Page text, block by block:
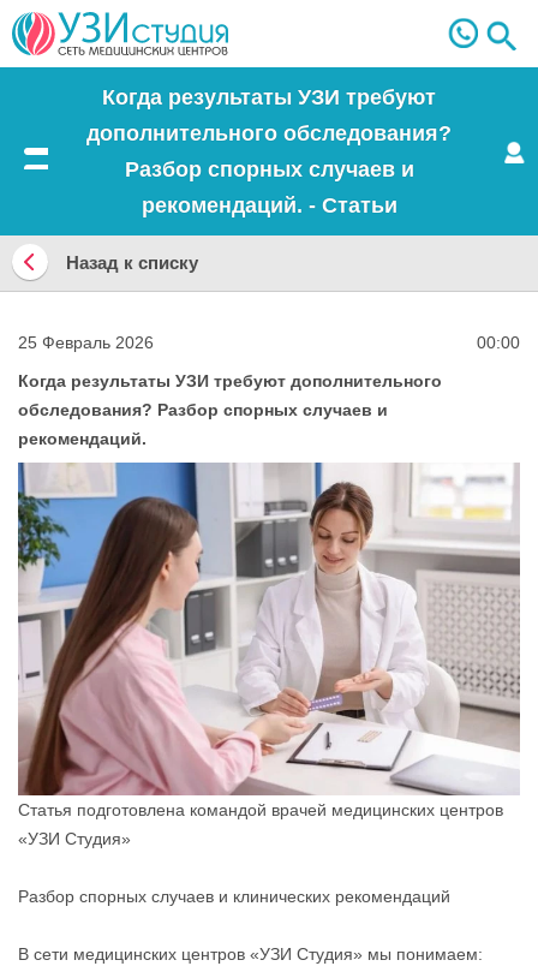
Когда результаты УЗИ требуют
дополнительного обследования?
Разбор спорных случаев и
рекомендаций. - Статьи
Назад
к
списку
Назад к списку
25 Февраль 2026
00:00
Когда результаты УЗИ требуют дополнительного
обследования? Разбор спорных случаев и
рекомендаций.
Статья подготовлена командой врачей медицинских центров
«УЗИ Студия»
Разбор спорных случаев и клинических рекомендаций
В сети медицинских центров «УЗИ Студия» мы понимаем: